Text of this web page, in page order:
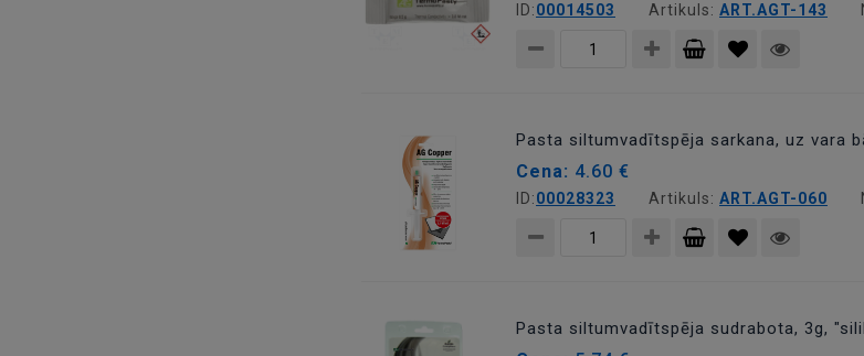
ID:00014503 Artikuls: ART.AGT-143
Pasta siltumvadītspēja sarkana, uz vara
Cena: 4.60 €
ID:00028323 Artikuls: ART.AGT-060
Pasta siltumvadītspēja sudrabota, 3g,